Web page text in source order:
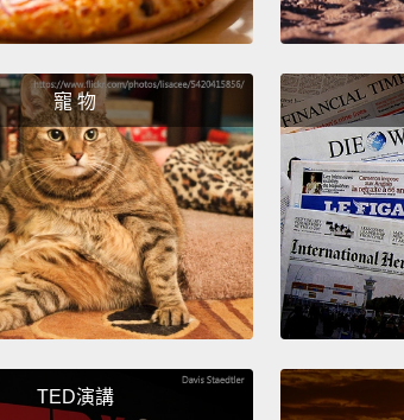
寵 物
TED演講